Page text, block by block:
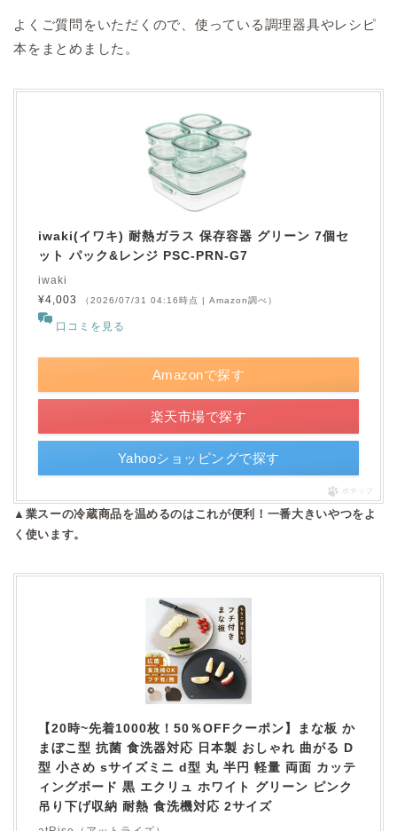
よくご質問をいただくので、使っている調理器具やレシピ
本をまとめました。
iwaki(イワキ) 耐熱ガラス 保存容器 グリーン 7個セ
ット パック&レンジ PSC-PRN-G7
iwaki
¥4,003
（2026/07/31 04:16時点 | Amazon調べ）
口コミを見る
Amazonで探す
楽天市場で探す
Yahooショッピングで探す
ポチップ
▲業スーの冷蔵商品を温めるのはこれが便利！一番大きいやつをよ
く使います。
【20時~先着1000枚！50％OFFクーポン】まな板 か
まぼこ型 抗菌 食洗器対応 日本製 おしゃれ 曲がる D
型 小さめ sサイズミニ d型 丸 半円 軽量 両面 カッテ
ィングボード 黒 エクリュ ホワイト グリーン ピンク
吊り下げ収納 耐熱 食洗機対応 2サイズ